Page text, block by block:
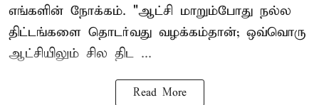
எங்களின் நோக்கம். "ஆட்சி மாறும்போது நல்ல
திட்டங்களை தொடர்வது வழக்கம்தான்; ஒவ்வொரு
ஆட்சியிலும் சில திட ...
Read More